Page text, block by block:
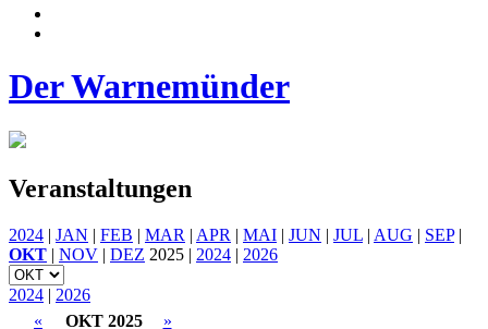
Der Warnemünder
Veranstaltungen
2024 | JAN | FEB | MAR | APR | MAI | JUN | JUL | AUG | SEP|
OKT | NOV | DEZ 2025 | 2024 | 2026
2024 | 2026
«
OKT 2025
»